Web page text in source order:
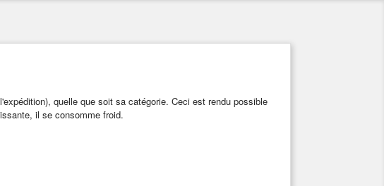
quelle que soit sa catégorie. Ceci est rendu possible
il se consomme froid.